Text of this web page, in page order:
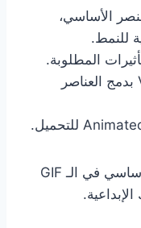
الأساسي،
للنمط.
المطلوبة.
: سيقوم Veo 3.1 بدمج العناصر
تضمن هذه الطريقة بقاء العنصر الأساسي في الـ GIF